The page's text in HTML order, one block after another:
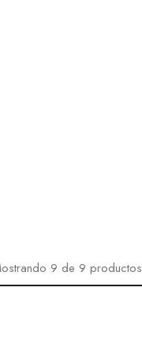
9 de 9 productos